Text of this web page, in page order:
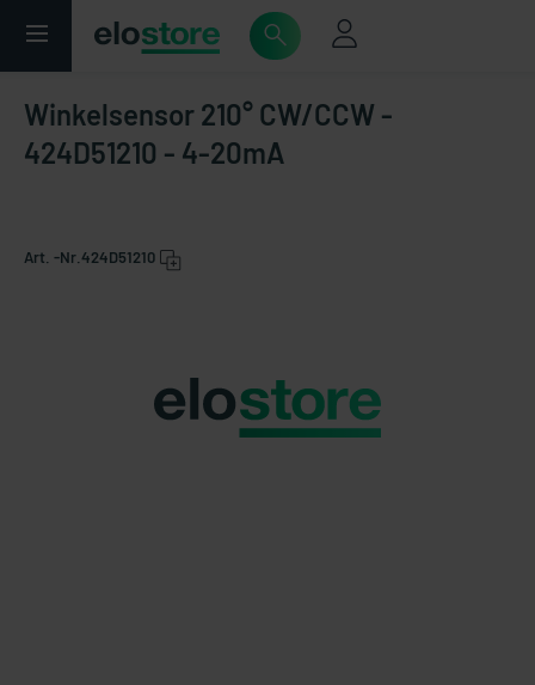
Winkelsensor 210° CW/CCW -
424D51210 - 4-20mA
Art. -Nr. 424D51210